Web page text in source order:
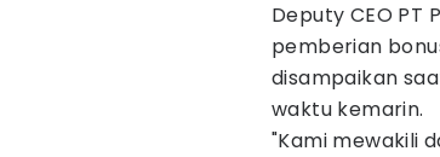
Deputy CEO PT
pemberian
disampaikan
waktu kemarin.
"Kami mewakili